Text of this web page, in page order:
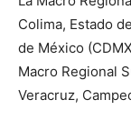
Colima, Estado
de México
Macro Regional
Veracruz,